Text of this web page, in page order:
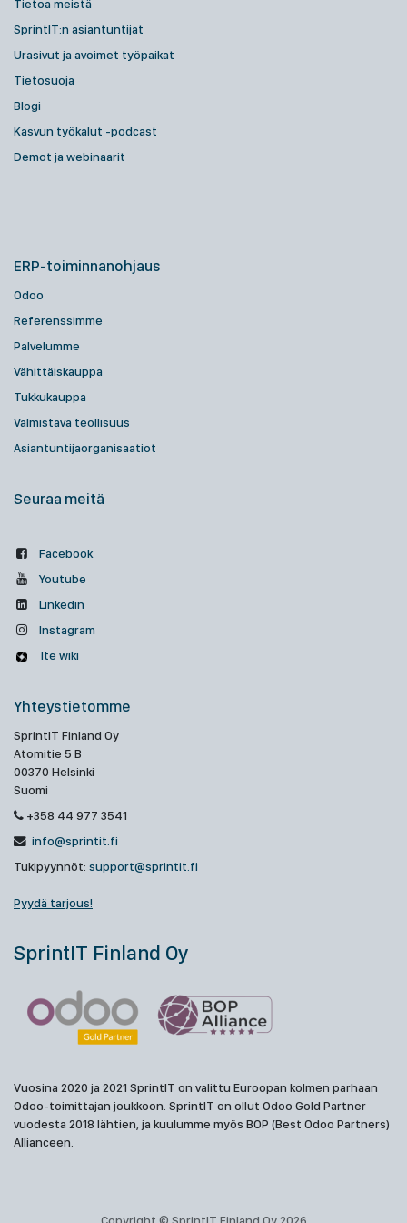
Tietoa meistä
SprintIT:n asiantuntijat
Urasivut ja avoimet työpaikat
Tietosuoja
Blogi
Kasvun työkalut -podcast
Demot ja webinaarit
ERP-toiminnanohjaus
Odoo
Referenssimme
Palvelumme
Vähittäiskauppa
Tukkukauppa
Valmistava teollisuus
Asiantuntijaorganisaatiot
Seuraa meitä
Facebook
Youtube
Linkedin
Instagram
Ite wiki
Yhteystietomme
SprintIT Finland Oy
Atomitie 5 B
00370 Helsinki
Suomi
+358 44 977 3541
info@sprintit.fi
Tukipyynnöt: support@sprintit.fi
Pyydä tarjous!
SprintIT Finland Oy
Vuosina 2020 ja 2021 SprintIT on valittu Euroopan kolmen parhaan
Odoo-toimittajan joukkoon. SprintIT on ollut Odoo Gold Partner
vuodesta 2018 lähtien, ja kuulumme myös BOP (Best Odoo Partners)
Allianceen.
Copyright © SprintIT Finland Oy 2026